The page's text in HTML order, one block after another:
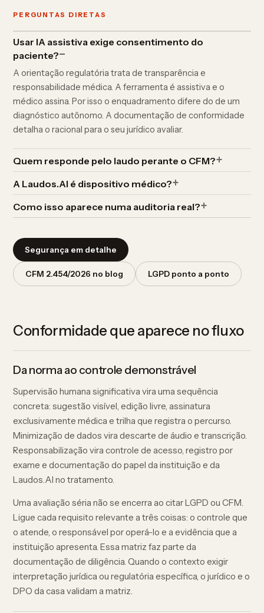
PERGUNTAS DIRETAS
Usar IA assistiva exige consentimento do
paciente?
A orientação regulatória trata de transparência e
responsabilidade médica. A ferramenta é assistiva e o
médico assina. Por isso o enquadramento difere do de um
diagnóstico autônomo. A documentação de conformidade
detalha o racional para o seu jurídico avaliar.
Quem responde pelo laudo perante o CFM?
A Laudos.AI é dispositivo médico?
Como isso aparece numa auditoria real?
Segurança em detalhe
CFM 2.454/2026 no blog LGPD ponto a ponto
Conformidade que aparece no fluxo
Da norma ao controle demonstrável
Supervisão humana significativa vira uma sequência
concreta: sugestão visível, edição livre, assinatura
exclusivamente médica e trilha que registra o percurso.
Minimização de dados vira descarte de áudio e transcrição.
Responsabilização vira controle de acesso, registro por
exame e documentação do papel da instituição e da
Laudos.AI no tratamento.
Uma avaliação séria não se encerra ao citar LGPD ou CFM.
Ligue cada requisito relevante a três coisas: o controle que
o atende, o responsável por operá-lo e a evidência que a
instituição apresenta. Essa matriz faz parte da
documentação de diligência. Quando o contexto exigir
interpretação jurídica ou regulatória específica, o jurídico e o
DPO da casa validam a matriz.